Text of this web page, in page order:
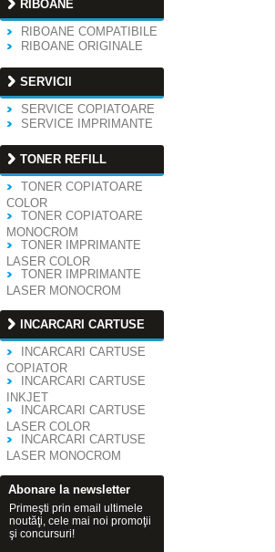
RIBOANE
RIBOANE COMPATIBILE
RIBOANE ORIGINALE
SERVICII
SERVICE COPIATOARE
SERVICE IMPRIMANTE
TONER REFILL
TONER COPIATOARE
COLOR
TONER COPIATOARE
MONOCROM
TONER IMPRIMANTE
LASER COLOR
TONER IMPRIMANTE
LASER MONOCROM
INCARCARI CARTUSE
INCARCARI CARTUSE
COPIATOR
INCARCARI CARTUSE
INKJET
INCARCARI CARTUSE
LASER COLOR
INCARCARI CARTUSE
LASER MONOCROM
Abonare la newsletter
Primeşti prin email ultimele
noutăţi, cele mai noi promoţii
şi concursuri!